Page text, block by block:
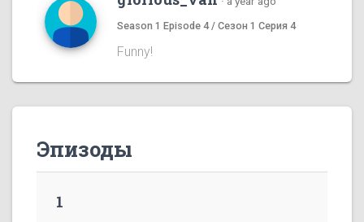
Season 1 Episode 4 / Сезон 1 Серия 4
Funny!
Эпизоды
1